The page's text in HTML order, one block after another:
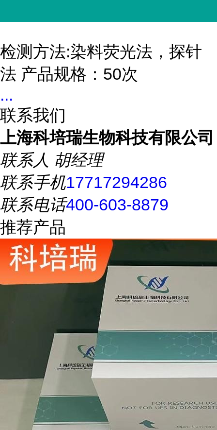
检测方法:染料荧光法，探针
法 产品规格：50次
...
联系我们
上海科培瑞生物科技有限公司
联系人 胡经理
联系手机17717294286
联系电话400-603-8879
推荐产品